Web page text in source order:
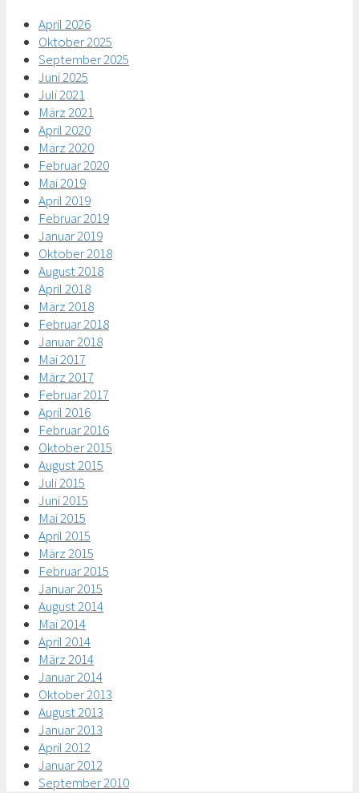
April 2026
Oktober 2025
September 2025
Juni 2025
Juli 2021
März 2021
April 2020
März 2020
Februar 2020
Mai 2019
April 2019
Februar 2019
Januar 2019
Oktober 2018
August 2018
April 2018
März 2018
Februar 2018
Januar 2018
Mai 2017
März 2017
Februar 2017
April 2016
Februar 2016
Oktober 2015
August 2015
Juli 2015
Juni 2015
Mai 2015
April 2015
März 2015
Februar 2015
Januar 2015
August 2014
Mai 2014
April 2014
März 2014
Januar 2014
Oktober 2013
August 2013
Januar 2013
April 2012
Januar 2012
September 2010